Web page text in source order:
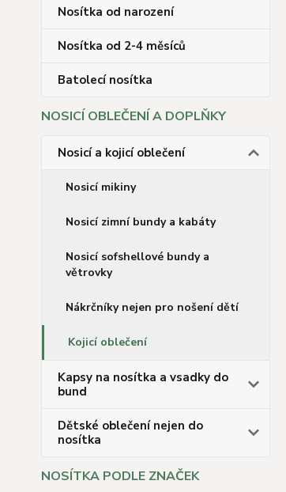
Nosítka od narození
Nosítka od 2-4 měsíců
Batolecí nosítka
NOSICÍ OBLEČENÍ A DOPLŇKY
Nosicí a kojicí oblečení
Nosicí mikiny
Nosicí zimní bundy a kabáty
Nosicí sofshellové bundy a
větrovky
Nákrčníky nejen pro nošení dětí
Kojicí oblečení
Kapsy na nosítka a vsadky do
bund
Dětské oblečení nejen do
nosítka
NOSÍTKA PODLE ZNAČEK